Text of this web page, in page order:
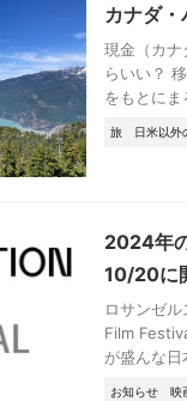
カナダ
現金（カナ
らいい？
をもとにま
旅 日米以外
2024年
10/20に
ロサンゼ
Film
が盛んな
お知らせ 映